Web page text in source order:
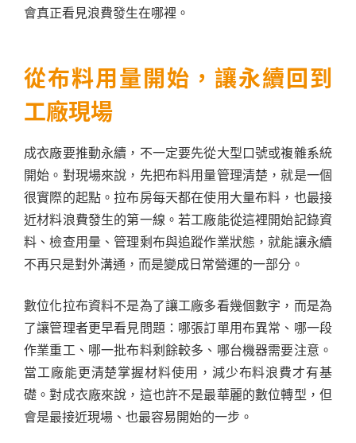
會真正看見浪費發生在哪裡。
從布料用量開始，讓永續回到
工廠現場
成衣廠要推動永續，不一定要先從大型口號或複雜系統
開始。對現場來說，先把布料用量管理清楚，就是一個
很實際的起點。拉布房每天都在使用大量布料，也最接
近材料浪費發生的第一線。若工廠能從這裡開始記錄資
料、檢查用量、管理剩布與追蹤作業狀態，就能讓永續
不再只是對外溝通，而是變成日常營運的一部分。
數位化拉布資料不是為了讓工廠多看幾個數字，而是為
了讓管理者更早看見問題：哪張訂單用布異常、哪一段
作業重工、哪一批布料剩餘較多、哪台機器需要注意。
當工廠能更清楚掌握材料使用，減少布料浪費才有基
礎。對成衣廠來說，這也許不是最華麗的數位轉型，但
會是最接近現場、也最容易開始的一步。